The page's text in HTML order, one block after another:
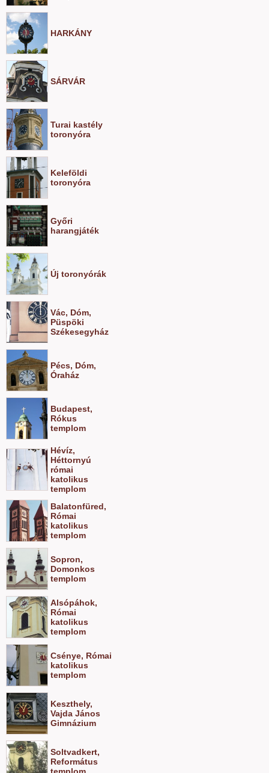
HARKÁNY
SÁRVÁR
Turai kastély
toronyóra
Keleföldi
toronyóra
Győri
harangjáték
Új toronyórák
Vác, Dóm,
Püspöki
Székesegyház
Pécs, Dóm,
Óraház
Budapest,
Rókus
templom
Hévíz,
Héttornyú
római
katolikus
templom
Balatonfüred,
Római
katolikus
templom
Sopron,
Domonkos
templom
Alsópáhok,
Római
katolikus
templom
Csénye, Római
katolikus
templom
Keszthely,
Vajda János
Gimnázium
Soltvadkert,
Református
templom